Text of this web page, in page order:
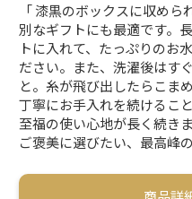
「 漆黒のボックスに収め
別なギフトにも最適です。
トに入れて、たっぷりのお
ださい。また、洗濯後はす
と。糸が飛び出したらこま
丁寧にお手入れを続けるこ
至福の使い心地が長く続き
ご褒美に選びたい、最高峰